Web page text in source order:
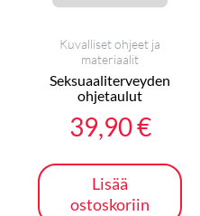
Kuvalliset ohjeet ja
materiaalit
Seksuaaliterveyden
ohjetaulut
39,90€
Lisää
ostoskoriin